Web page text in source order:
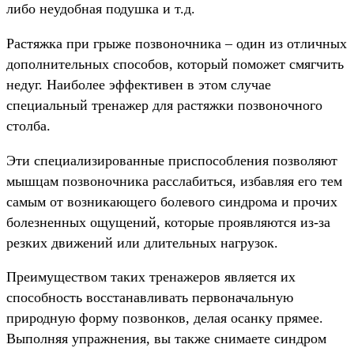
либо неудобная подушка и т.д.
Растяжка при грыже позвоночника – один из отличных
дополнительных способов, который поможет смягчить
недуг. Наиболее эффективен в этом случае
специальный тренажер для растяжки позвоночного
столба.
Эти специализированные приспособления позволяют
мышцам позвоночника расслабиться, избавляя его тем
самым от возникающего болевого синдрома и прочих
болезненных ощущений, которые проявляются из-за
резких движений или длительных нагрузок.
Преимуществом таких тренажеров является их
способность восстанавливать первоначальную
природную форму позвонков, делая осанку прямее.
Выполняя упражнения, вы также снимаете синдром